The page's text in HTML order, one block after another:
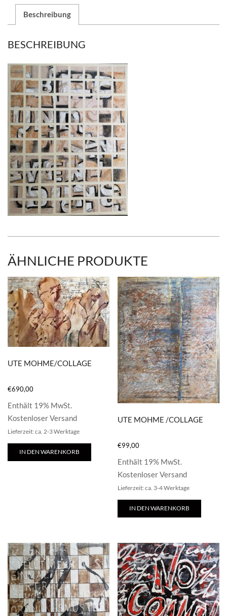
Beschreibung
BESCHREIBUNG
ÄHNLICHE PRODUKTE
UTE MOHME/COLLAGE
€690,00
Enthält 19% MwSt.
Kostenloser Versand
Lieferzeit: ca. 2-3 Werktage
IN DEN WARENKORB
UTE MOHME /COLLAGE
€99,00
Enthält 19% MwSt.
Kostenloser Versand
Lieferzeit: ca. 3-4 Werktage
IN DEN WARENKORB